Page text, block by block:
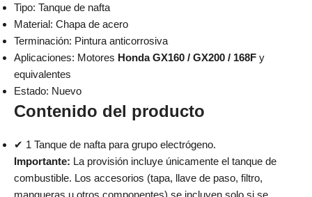
Tipo: Tanque de nafta
Material: Chapa de acero
Terminación: Pintura anticorrosiva
Aplicaciones: Motores Honda GX160 / GX200 / 168F y
equivalentes
Estado: Nuevo
Contenido del producto
✔ 1 Tanque de nafta para grupo electrógeno.
Importante: La provisión incluye únicamente el tanque de
combustible. Los accesorios (tapa, llave de paso, filtro,
mangueras u otros componentes) se incluyen solo si se